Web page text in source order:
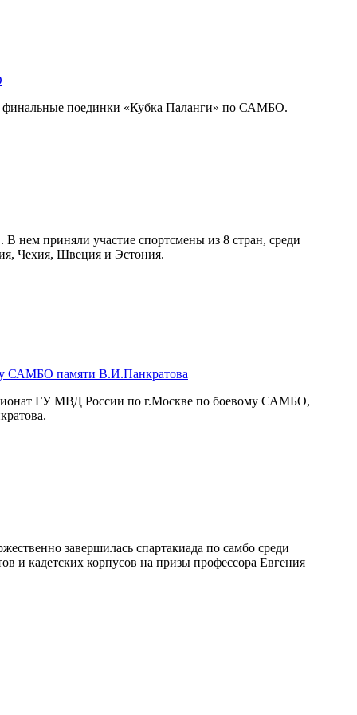
поединки «Кубка Паланги» по САМБО.
приняли участие спортсмены из 8 стран, среди
Чехия, Швеция и Эстония.
САМБО памяти В.И.Панкратова
ГУ МВД России по г.Москве по боевому САМБО,
завершилась спартакиада по самбо среди
и кадетских корпусов на призы профессора Евгения